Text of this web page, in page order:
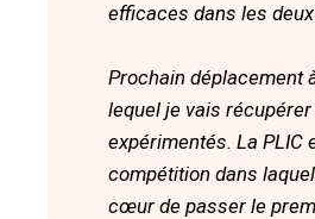
efficaces dans les
Prochain déplacement
lequel je vais
expérimentés. La PLIC
compétition dans
cœur de passer le